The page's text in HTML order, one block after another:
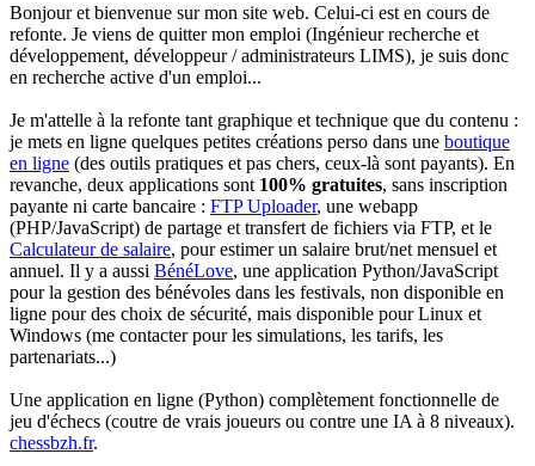
Bonjour et bienvenue sur mon site web. Celui-ci est en cours de
refonte. Je viens de quitter mon emploi (Ingénieur recherche et
développement, développeur / administrateurs LIMS), je suis donc
en recherche active d'un emploi...
Je m'attelle à la refonte tant graphique et technique que du contenu :
je mets en ligne quelques petites créations perso dans une boutique
en ligne (des outils pratiques et pas chers, ceux-là sont payants). En
revanche, deux applications sont 100% gratuites, sans inscription
payante ni carte bancaire : FTP Uploader, une webapp
(PHP/JavaScript) de partage et transfert de fichiers via FTP, et le
Calculateur de salaire, pour estimer un salaire brut/net mensuel et
annuel. Il y a aussi BénéLove, une application Python/JavaScript
pour la gestion des bénévoles dans les festivals, non disponible en
ligne pour des choix de sécurité, mais disponible pour Linux et
Windows (me contacter pour les simulations, les tarifs, les
partenariats...)
Une application en ligne (Python) complètement fonctionnelle de
jeu d'échecs (coutre de vrais joueurs ou contre une IA à 8 niveaux).
chessbzh.fr.